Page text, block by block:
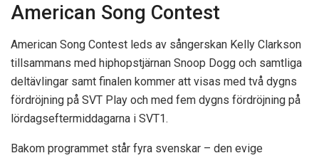
American Song Contest
American Song Contest leds av sångerskan Kelly Clarkson
tillsammans med hiphopstjärnan Snoop Dogg och samtliga
deltävlingar samt finalen kommer att visas med två dygns
fördröjning på SVT Play och med fem dygns fördröjning på
lördagseftermiddagarna i SVT1.
Bakom programmet står fyra svenskar – den evige